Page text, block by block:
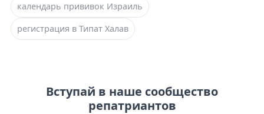
календарь прививок Израиль
регистрация в Типат Халав
Вступай в наше сообщество
репатриантов